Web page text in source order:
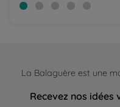
La Balaguère est une
Recevez nos